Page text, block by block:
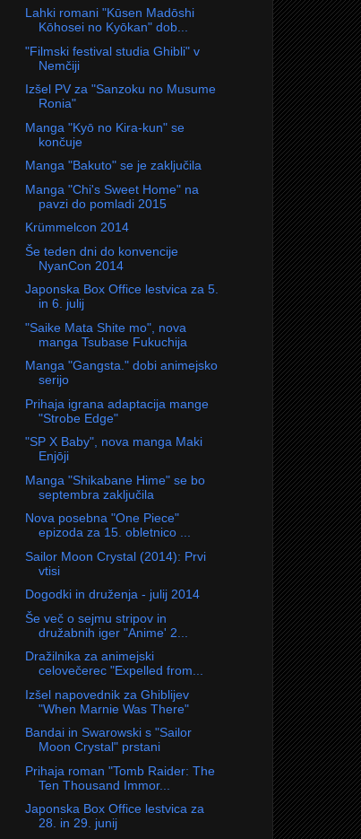
Lahki romani "Kūsen Madōshi
Kōhosei no Kyōkan" dob...
"Filmski festival studia Ghibli" v
Nemčiji
Izšel PV za "Sanzoku no Musume
Ronia"
Manga "Kyō no Kira-kun" se
končuje
Manga "Bakuto" se je zaključila
Manga "Chi's Sweet Home" na
pavzi do pomladi 2015
Krümmelcon 2014
Še teden dni do konvencije
NyanCon 2014
Japonska Box Office lestvica za 5.
in 6. julij
"Saike Mata Shite mo", nova
manga Tsubase Fukuchija
Manga "Gangsta." dobi animejsko
serijo
Prihaja igrana adaptacija mange
"Strobe Edge"
"SP X Baby", nova manga Maki
Enjōji
Manga "Shikabane Hime" se bo
septembra zaključila
Nova posebna "One Piece"
epizoda za 15. obletnico ...
Sailor Moon Crystal (2014): Prvi
vtisi
Dogodki in druženja - julij 2014
Še več o sejmu stripov in
družabnih iger "Anime' 2...
Dražilnika za animejski
celovečerec "Expelled from...
Izšel napovednik za Ghiblijev
"When Marnie Was There"
Bandai in Swarowski s "Sailor
Moon Crystal" prstani
Prihaja roman "Tomb Raider: The
Ten Thousand Immor...
Japonska Box Office lestvica za
28. in 29. junij